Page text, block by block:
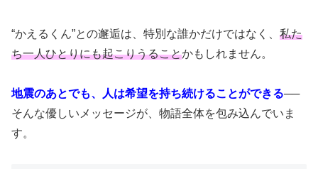
“かえるくん”との邂逅は、特別な誰かだけではなく、 私た
ち一人ひとりにも起こりうることかもしれません。
地震のあとでも、人は希望を持ち続けることができる──
そんな優しいメッセージが、物語全体を包み込んでいま
す。